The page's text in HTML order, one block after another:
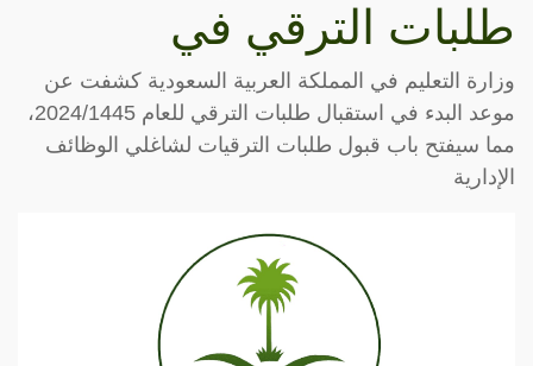
طلبات الترقي في
وزارة التعليم في المملكة العربية السعودية كشفت عن
موعد البدء في استقبال طلبات الترقي للعام 2024/1445،
مما سيفتح باب قبول طلبات الترقيات لشاغلي الوظائف
الإدارية